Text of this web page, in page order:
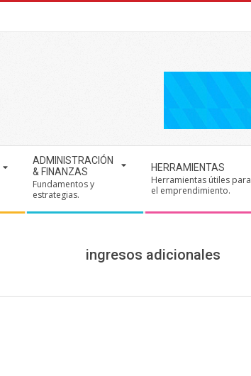
ADMINISTRACIÓN
& FINANZAS
Fundamentos y
estrategias.
HERRAMIENTAS
Herramientas útiles para
el emprendimiento.
ingresos adicionales